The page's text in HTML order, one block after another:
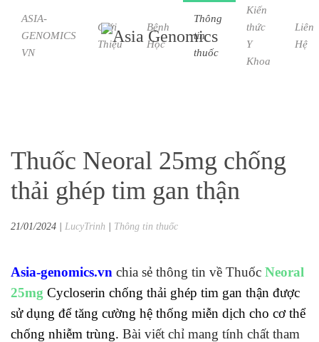
Skip to main content
ASIA-
GENOMICS
VN
Giới
Thiệu
Bệnh
Học
Thông
tin
thuốc
Kiến
thức
Y
Khoa
Liên
Hệ
Thuốc Neoral 25mg chống
thải ghép tim gan thận
21/01/2024 LucyTrinh Thông tin thuốc
Asia-genomics.vn chia sẻ thông tin về Thuốc Neoral
25mg Cycloserin chống thải ghép tim gan thận được
sử dụng để tăng cường hệ thống miễn dịch cho cơ thể
chống nhiễm trùng. Bài viết chỉ mang tính chất tham